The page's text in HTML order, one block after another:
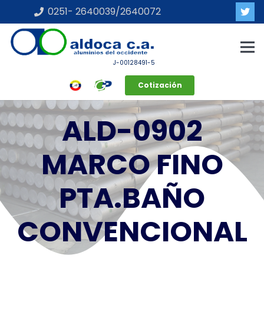
0251- 2640039/2640072
J-00128491-5
Cotización
ALD-0902
MARCO FINO
PTA.BAÑO
CONVENCIONAL